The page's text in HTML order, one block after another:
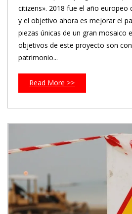
citizens». 2018 fue el año europeo
y el objetivo ahora es mejorar el
piezas únicas de un gran mosaico
objetivos de este proyecto son
patrimonio...
Read More >>